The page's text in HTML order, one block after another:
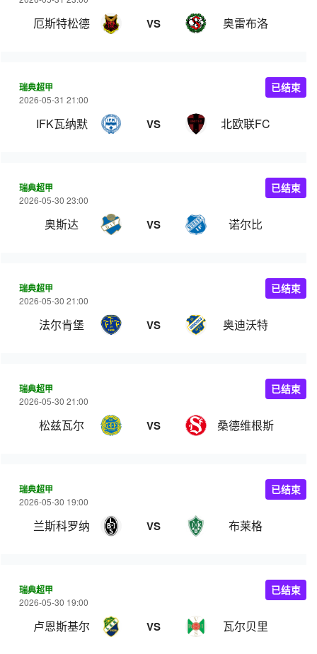
厄斯特松德 VS 奥雷布洛
瑞典超甲
2026-05-31 21:00
IFK瓦纳默 VS 北欧联FC
已结束
瑞典超甲
2026-05-30 23:00
奥斯达 VS 诺尔比
已结束
瑞典超甲
2026-05-30 21:00
法尔肯堡 VS 奥迪沃特
已结束
瑞典超甲
2026-05-30 21:00
松兹瓦尔 VS 桑德维根斯
已结束
瑞典超甲
2026-05-30 19:00
兰斯科罗纳 VS 布莱格
已结束
瑞典超甲
2026-05-30 19:00
卢恩斯基尔 VS 瓦尔贝里
已结束